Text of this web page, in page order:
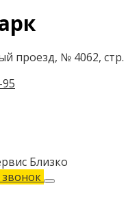
проезд, № 4062,
Близко
звонок